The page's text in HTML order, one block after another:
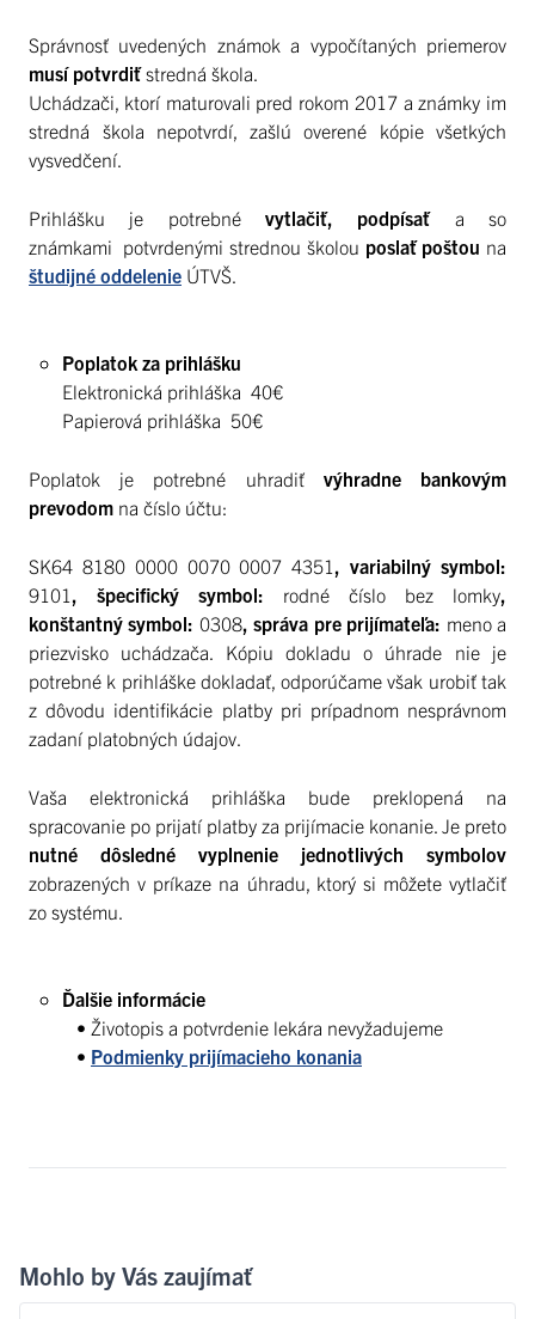
Správnosť uvedených známok a vypočítaných priemerov
musí potvrdiť stredná škola.
Uchádzači, ktorí maturovali pred rokom 2017 a známky im
stredná škola nepotvrdí, zašlú overené kópie všetkých
vysvedčení.
Prihlášku je potrebné vytlačiť, podpísať a so
známkami potvrdenými strednou školou poslať poštou na
študijné oddelenie ÚTVŠ.
Poplatok za prihlášku
Elektronická prihláška 40€
Papierová prihláška 50€
Poplatok je potrebné uhradiť výhradne bankovým
prevodom na číslo účtu:
SK64 8180 0000 0070 0007 4351 , variabilný symbol:
9101 , špecifický symbol: rodné číslo bez lomky,
konštantný symbol: 0308, správa pre prijímateľa: meno a
priezvisko uchádzača. Kópiu dokladu o úhrade nie je
potrebné k prihláške dokladať, odporúčame však urobiť tak
z dôvodu identifikácie platby pri prípadnom nesprávnom
zadaní platobných údajov.
Vaša elektronická prihláška bude preklopená na
spracovanie po prijatí platby za prijímacie konanie. Je preto
nutné dôsledné vyplnenie jednotlivých symbolov
zobrazených v príkaze na úhradu, ktorý si môžete vytlačiť
zo systému.
Ďalšie informácie
• Životopis a potvrdenie lekára nevyžadujeme
• Podmienky prijímacieho konania
Mohlo by Vás zaujímať